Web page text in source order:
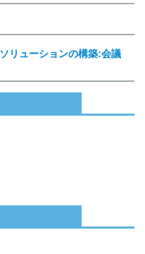
リューションの構築:会議